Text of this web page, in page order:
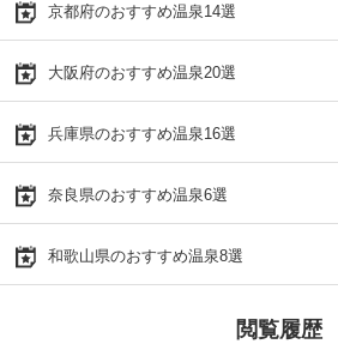
京都府のおすすめ温泉14選
大阪府のおすすめ温泉20選
兵庫県のおすすめ温泉16選
奈良県のおすすめ温泉6選
和歌山県のおすすめ温泉8選
閲覧履歴